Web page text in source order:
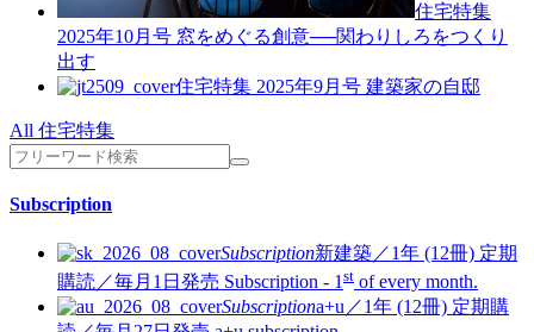
住宅特集
2025年10月号 窓をめぐる創意──関わりしろをつくり
出す
住宅特集 2025年9月号 建築家の自邸
All 住宅特集
Subscription
Subscription新建築／1年 (12冊) 定期
購読／毎月1日発売 Subscription - 1 st of every month.
Subscriptiona+u／1年 (12冊) 定期購